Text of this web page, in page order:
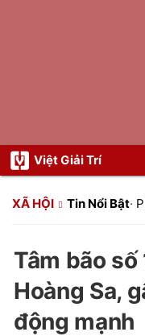
Việt Giải Trí
XÃ HỘI Tin Nổi Bật·
Tâm bão số
Hoàng Sa,
động mạnh